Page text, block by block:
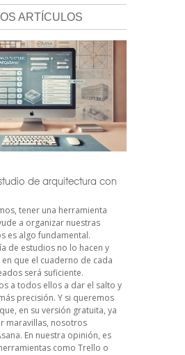
ARTÍCULOS
de arquitectura con
tener una herramienta
a organizar nuestras
es algo fundamental.
de estudios no lo hacen y
que el cuaderno de cada
será suficiente.
a todos ellos a dar el salto y
precisión. Y si queremos
en su versión gratuita, ya
maravillas, nosotros
En nuestra opinión, es
como Trello o